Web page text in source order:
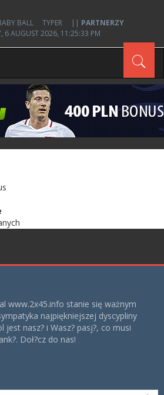
BALL TYPER || PARTNERZY
6 AUGUST 2026, 11:25:33 PM
www.2x45.info stanie się ważnym
najpiękniejszej dyscypliny
jest nasz? i Wasz? pasj?, co musi
Doł?cz do nas!